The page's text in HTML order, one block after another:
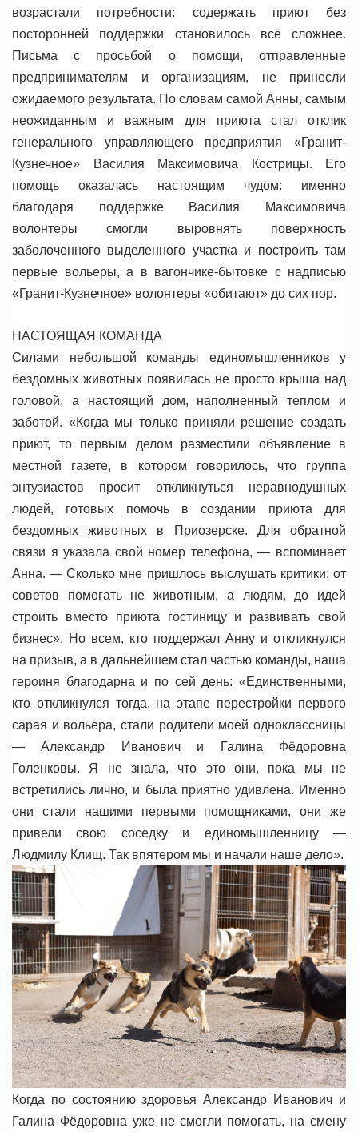
возрастали потребности: содержать приют без
посторонней поддержки становилось всё сложнее.
Письма с просьбой о помощи, отправленные
предпринимателям и организациям, не принесли
ожидаемого результата. По словам самой Анны, самым
неожиданным и важным для приюта стал отклик
генерального управляющего предприятия «Гранит-
Кузнечное» Василия Максимовича Кострицы. Его
помощь оказалась настоящим чудом: именно
благодаря поддержке Василия Максимовича
волонтеры смогли выровнять поверхность
заболоченного выделенного участка и построить там
первые вольеры, а в вагончике-бытовке с надписью
«Гранит-Кузнечное» волонтеры «обитают» до сих пор.
НАСТОЯЩАЯ КОМАНДА
Силами небольшой команды единомышленников у
бездомных животных появилась не просто крыша над
головой, а настоящий дом, наполненный теплом и
заботой. «Когда мы только приняли решение создать
приют, то первым делом разместили объявление в
местной газете, в котором говорилось, что группа
энтузиастов просит откликнуться неравнодушных
людей, готовых помочь в создании приюта для
бездомных животных в Приозерске. Для обратной
связи я указала свой номер телефона, — вспоминает
Анна. — Сколько мне пришлось выслушать критики: от
советов помогать не животным, а людям, до идей
строить вместо приюта гостиницу и развивать свой
бизнес». Но всем, кто поддержал Анну и откликнулся
на призыв, а в дальнейшем стал частью команды, наша
героиня благодарна и по сей день: «Единственными,
кто откликнулся тогда, на этапе перестройки первого
сарая и вольера, стали родители моей одноклассницы
— Александр Иванович и Галина Фёдоровна
Голенковы. Я не знала, что это они, пока мы не
встретились лично, и была приятно удивлена. Именно
они стали нашими первыми помощниками, они же
привели свою соседку и единомышленницу —
Людмилу Клищ. Так впятером мы и начали наше дело».
Когда по состоянию здоровья Александр Иванович и
Галина Фёдоровна уже не смогли помогать, на смену